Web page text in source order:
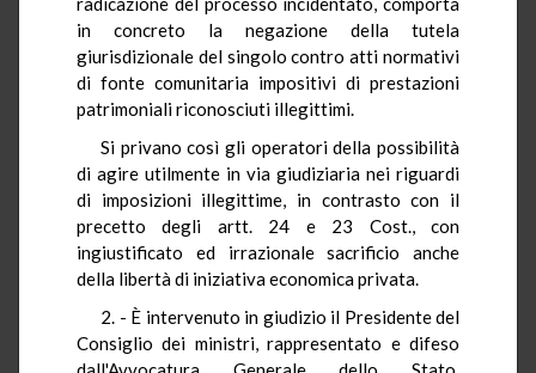
in concreto la negazione della tutela
giurisdizionale del singolo contro atti normativi
di fonte comunitaria impositivi di prestazioni
patrimoniali riconosciuti illegittimi.
Si privano così gli operatori della possibilità
di agire utilmente in via giudiziaria nei riguardi
di imposizioni illegittime, in contrasto con il
precetto degli artt. 24 e 23 Cost., con
ingiustificato ed irrazionale sacrificio anche
della libertà di iniziativa economica privata.
2. - È intervenuto in giudizio il Presidente del
Consiglio dei ministri, rappresentato e difeso